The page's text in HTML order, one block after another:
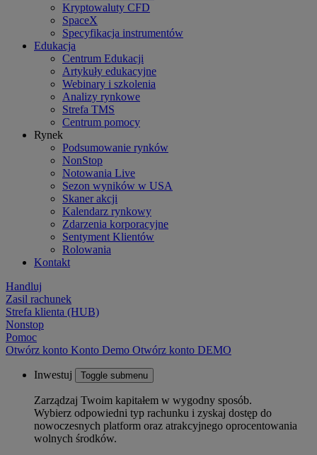
Kryptowaluty CFD
SpaceX
Specyfikacja instrumentów
Edukacja
Centrum Edukacji
Artykuły edukacyjne
Webinary i szkolenia
Analizy rynkowe
Strefa TMS
Centrum pomocy
Rynek
Podsumowanie rynków
NonStop
Notowania Live
Sezon wyników w USA
Skaner akcji
Kalendarz rynkowy
Zdarzenia korporacyjne
Sentyment Klientów
Rolowania
Kontakt
Handluj
Zasil rachunek
Strefa klienta (HUB)
Nonstop
Pomoc
Otwórz konto Konto Demo Otwórz konto DEMO
Inwestuj Toggle submenu
Zarządzaj Twoim kapitałem w wygodny sposób.
Wybierz odpowiedni typ rachunku i zyskaj dostęp do
nowoczesnych platform oraz atrakcyjnego oprocentowania
wolnych środków.